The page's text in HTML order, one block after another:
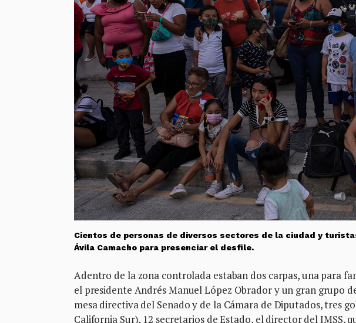
Cientos de personas de diversos sectores de la ciudad y
Ávila Camacho para presenciar el desfile.
Adentro de la zona controlada estaban dos carpas, una para
el presidente Andrés Manuel López Obrador y un gran grupo
mesa directiva del Senado y de la Cámara de Diputados, tres
California Sur), 12 secretarios de Estado, el director del IMSS,